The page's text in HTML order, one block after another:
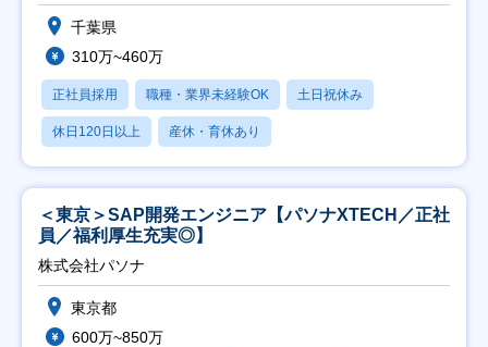
千葉県
310万~460万
正社員採用 職種・業界未経験OK 土日祝休み
休日120日以上 産休・育休あり
＜東京＞SAP開発エンジニア【パソナXTECH／正社
員／福利厚生充実◎】
株式会社パソナ
東京都
600万~850万